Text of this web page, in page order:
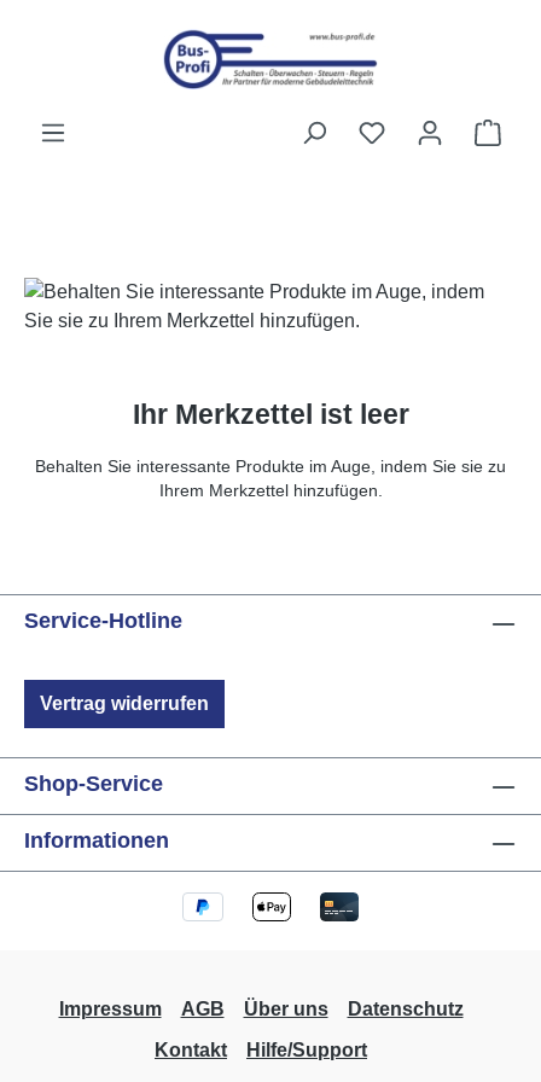
Zum Hauptinhalt springen
Du hast 0
Ihr Merkzettel ist leer
Behalten Sie interessante Produkte im Auge, indem Sie sie zu
Ihrem Merkzettel hinzufügen.
Service-Hotline
Vertrag widerrufen
Shop-Service
Informationen
Impressum AGB Über uns
Datenschutz
Kontakt
Hilfe/Support